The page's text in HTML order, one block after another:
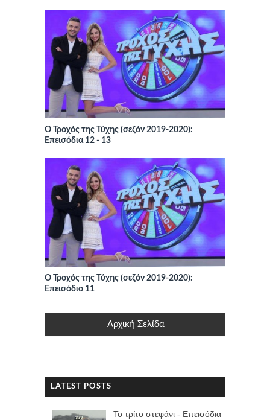
Ο Τροχός της Τύχης (σεζόν 2019-2020):
Επεισόδια 12 - 13
Ο Τροχός της Τύχης (σεζόν 2019-2020):
Επεισόδιο 11
Αρχική Σελίδα
LATEST POSTS
Το τρίτο στεφάνι - Επεισόδια